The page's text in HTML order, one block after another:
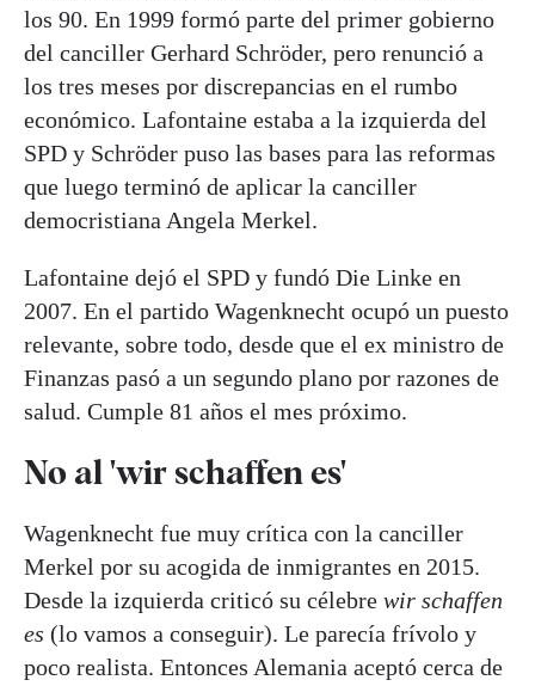
los 90. En 1999 formó parte del primer gobierno
del canciller Gerhard Schröder, pero renunció a
los tres meses por discrepancias en el rumbo
económico. Lafontaine estaba a la izquierda del
SPD y Schröder puso las bases para las reformas
que luego terminó de aplicar la canciller
democristiana Angela Merkel.
Lafontaine dejó el SPD y fundó Die Linke en
2007. En el partido Wagenknecht ocupó un puesto
relevante, sobre todo, desde que el ex ministro de
Finanzas pasó a un segundo plano por razones de
salud. Cumple 81 años el mes próximo.
No al 'wir schaffen es'
Wagenknecht fue muy crítica con la canciller
Merkel por su acogida de inmigrantes en 2015.
Desde la izquierda criticó su célebre wir schaffen
es (lo vamos a conseguir). Le parecía frívolo y
poco realista. Entonces Alemania aceptó cerca de